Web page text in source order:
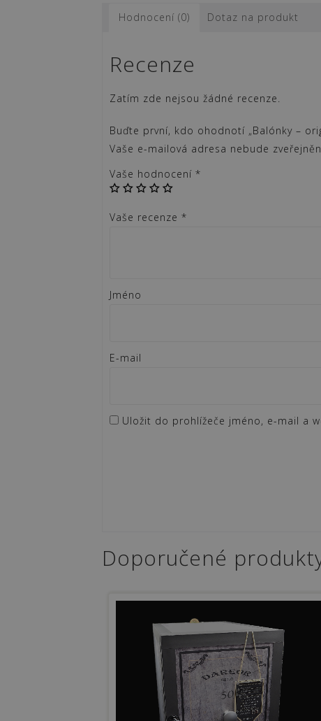
Hodnocení (0) Dotaz na produkt
Recenze
Zatím zde nejsou žádné recenze.
Buďte první, kdo ohodnotí „Balónky –
Vaše e-mailová adresa nebude
Vaše hodnocení *
Vaše recenze *
Jméno
E-mail
Uložit do prohlížeče jméno, e-mail a
Doporučené